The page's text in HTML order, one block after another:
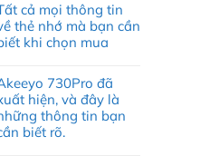
cả mọi thông tin
thẻ nhớ mà bạn cần
khi chọn mua
730Pro đã
hiện, và đây là
thông tin bạn
biết rõ.